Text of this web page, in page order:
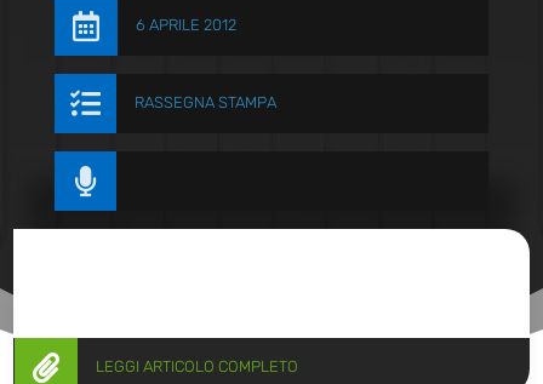
 6 APRILE 2012
 RASSEGNA STAMPA

 LEGGI ARTICOLO COMPLETO